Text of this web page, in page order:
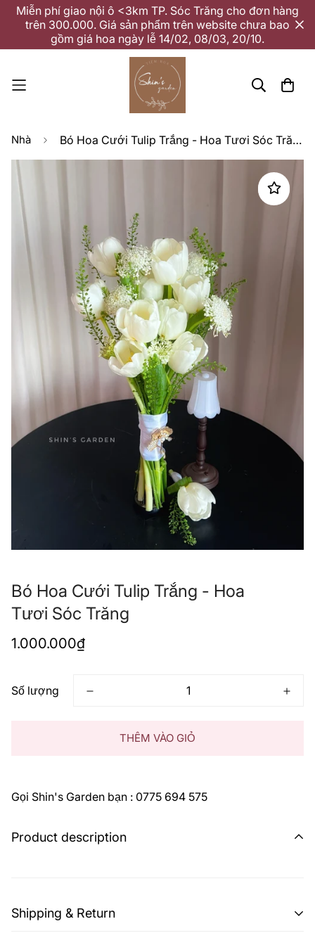
Miễn phí giao nội ô <3km TP. Sóc Trăng cho đơn hàng
trên 300.000. Giá sản phẩm trên website chưa bao
gồm giá hoa ngày lễ 14/02, 08/03, 20/10.
Nhà Bó Hoa Cưới Tulip Trắng - Hoa Tươi Sóc Trăng
Bó Hoa Cưới Tulip Trắng - Hoa
Tươi Sóc Trăng
Giá
1.000.000₫
Số lượng
THÊM VÀO GIỎ
Gọi Shin's Garden bạn : 0775 694 575
Product description
Shipping & Return